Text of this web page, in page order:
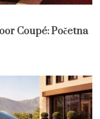
Coupé: Početna